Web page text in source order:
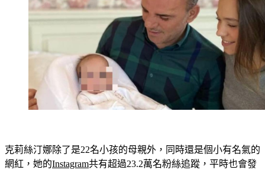
網紅，她的Instagram共有超過23.2萬名粉絲追蹤，平時也會發
文與粉絲們互動、分享她與丈夫的育兒經。不過，她最近也透